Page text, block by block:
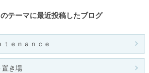
テーマに最近投稿したブログ
ｅｎａｎｃｅ...
置き場